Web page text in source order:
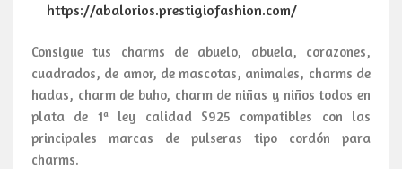
https://abalorios.prestigiofashion.com/
Consigue tus charms de abuelo, abuela, corazones,
cuadrados, de amor, de mascotas, animales, charms de
hadas, charm de buho, charm de niñas y niños todos en
plata de 1ª ley calidad S925 compatibles con las
principales marcas de pulseras tipo cordón para
charms.